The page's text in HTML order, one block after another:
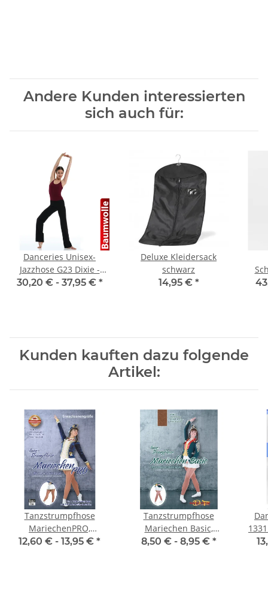
Andere Kunden interessierten
sich auch für:
Danceries Unisex-
Jazzhose G23 Dixie -
Baumwolle
30,20 € - 37,95 € *
Deluxe Kleidersack
schwarz
14,95 € *
Kunden kauften dazu folgende
Artikel:
Tanzstrumpfhose
MariechenPRO,
Erwachsenengrößen,
12,60 € - 13,95 € *
Tanzstrumpfhose
Mariechen Basic,
Kinder- &
8,50 € - 8,95 € *